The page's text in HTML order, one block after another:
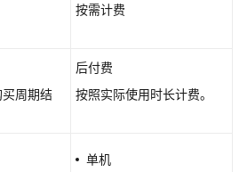
按需计费
周期结
后付费
按照实际使用时长计费。
单机